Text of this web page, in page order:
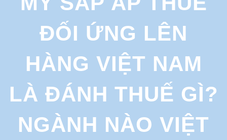
ĐỐI ỨNG LÊN
HÀNG VIỆT NAM
LÀ ĐÁNH THUẾ GÌ?
NGÀNH NÀO VIỆT